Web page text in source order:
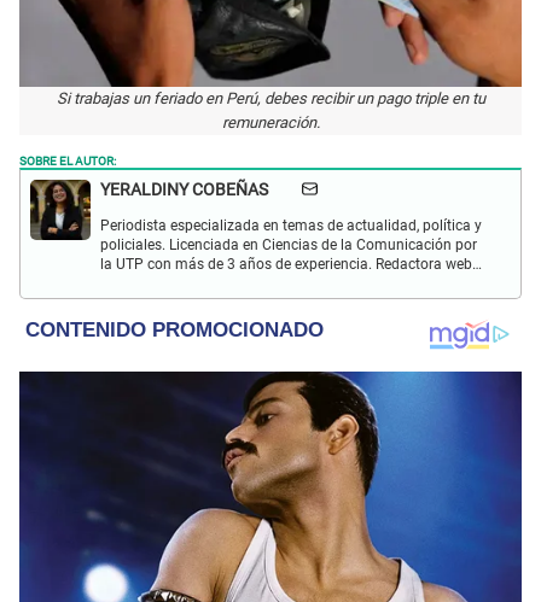
Si trabajas un feriado en Perú, debes recibir un pago triple en tu
remuneración.
SOBRE EL AUTOR:
YERALDINY COBEÑAS
Periodista especializada en temas de actualidad, política y
policiales. Licenciada en Ciencias de la Comunicación por
la UTP con más de 3 años de experiencia. Redactora web
en temas relacionados con misterios, películas y series
policiales.